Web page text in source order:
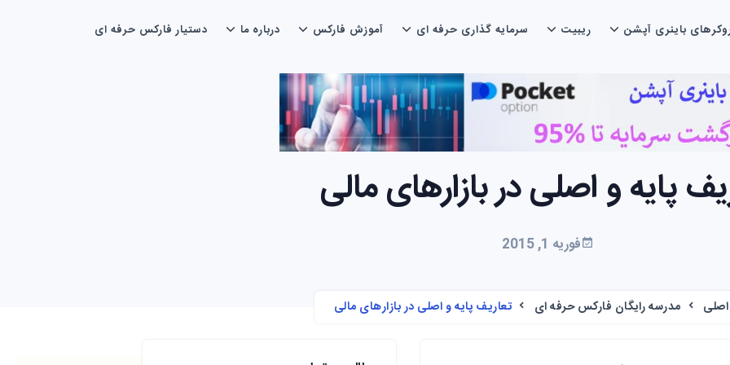
باینری آپشن ریبیت سرمایه گذاری حرفه ای آموزش فارکس درباره ما دستیار فارکس حرفه ای
پایه و اصلی در بازارهای مالی
فوریه 1, 2015
مدرسه رایگان فارکس حرفه ای تعاریف پایه و اصلی در بازارهای مالی